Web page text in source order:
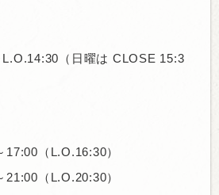
L.O.14:30（日曜は CLOSE 15:3
17:00（L.O.16:30）
21:00 （L.O.20:30）